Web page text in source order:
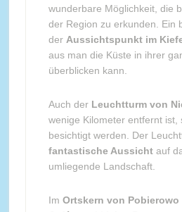
wunderbare Möglichkeit, die
der Region zu erkunden. Ein
der Aussichtspunkt im
aus man die Küste in ihrer
überblicken kann.
Auch der Leuchtturm von
wenige Kilometer entfernt ist,
besichtigt werden. Der
fantastische Aussichtauf
umliegende Landschaft.
Im Ortskern von Pobierowo